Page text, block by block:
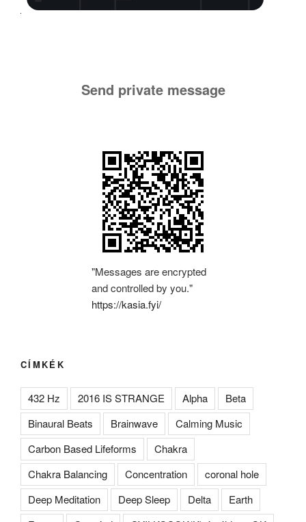
Send private message
"Messages are encrypted
and controlled by you."
https://kasia.fyi/
CÍMKÉK
432 Hz 2016 IS STRANGE Alpha
Beta
Binaural Beats
Brainwave
Calming Music
Carbon Based Lifeforms
Chakra
Chakra Balancing
Concentration
coronal hole
Deep Meditation
Deep Sleep Delta
Earth